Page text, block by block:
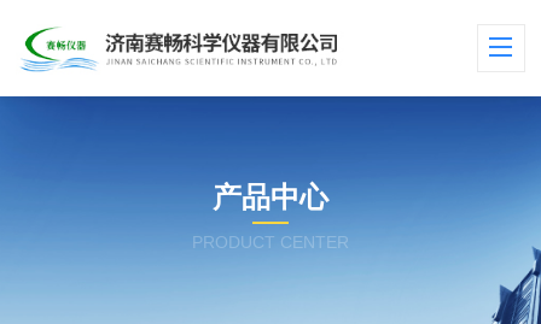
产品中心
PRODUCT CENTER